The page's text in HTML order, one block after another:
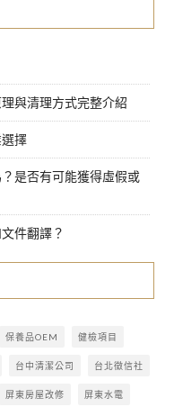
與清理方式完整介紹
擇
是否有可能獲得虛假或
件翻譯？
保養品OEM 健檢項目
台中清潔公司 台北徵信社
屏東房屋改修 屏東水電